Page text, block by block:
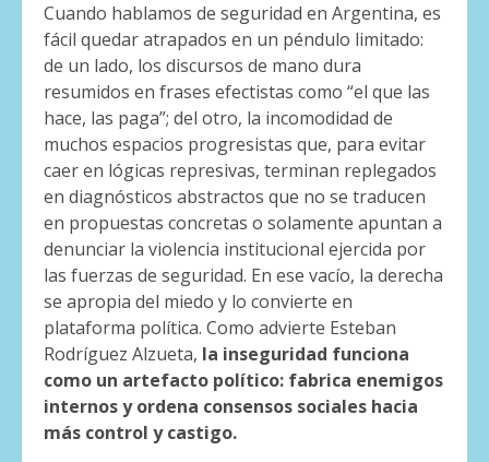
Cuando hablamos de seguridad en Argentina, es
fácil quedar atrapados en un péndulo limitado:
de un lado, los discursos de mano dura
resumidos en frases efectistas como “el que las
hace, las paga”; del otro, la incomodidad de
muchos espacios progresistas que, para evitar
caer en lógicas represivas, terminan replegados
en diagnósticos abstractos que no se traducen
en propuestas concretas o solamente apuntan a
denunciar la violencia institucional ejercida por
las fuerzas de seguridad. En ese vacío, la derecha
se apropia del miedo y lo convierte en
plataforma política. Como advierte Esteban
Rodríguez Alzueta, la inseguridad funciona
como un artefacto político: fabrica enemigos
internos y ordena consensos sociales hacia
más control y castigo.